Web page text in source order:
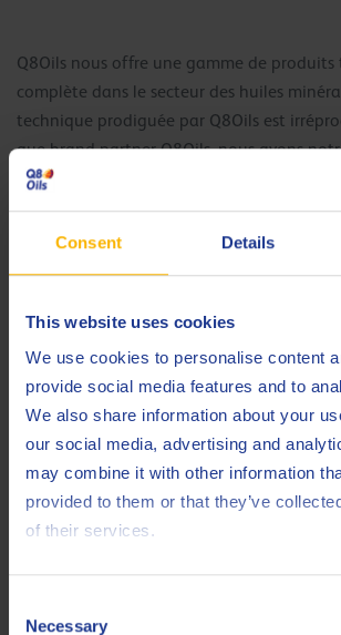
Consent Details
This website uses cookies
We use cookies to personalise content
provide social media features and to
We also share information about your
our social media, advertising and
may combine it with other information
provided to them or that they’ve
of their services.
Necessary
Q8Oils nous offre une gamme de produits
complète dans le secteur des huiles
technique prodiguée par Q8Oils est
que brand partner Q8Oils, nous avons
qui concerne la gamme de produits et les
marketing. Si vous avez besoin d’un
utilisation spécifique, Q8Oils développe
soutient également nos efforts de
« Le support technique de
excellent et nous pouvons
gamme de produits et
marketing en tant que
marque Q8Oils.
notre partenariat que vous